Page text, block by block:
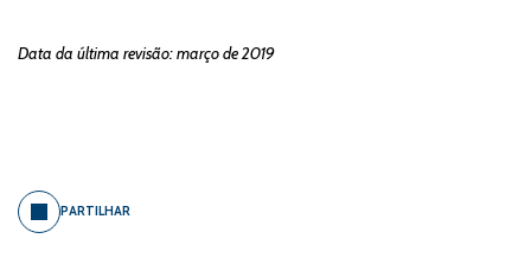
Data da última revisão: março de 2019
PARTILHAR